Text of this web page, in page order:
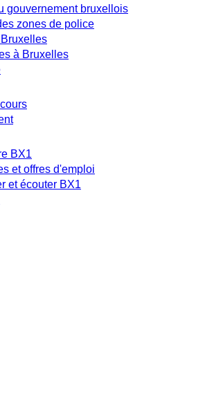
gouvernement bruxellois
zones de police
à Bruxelles
BX1
et offres d'emploi
et écouter BX1